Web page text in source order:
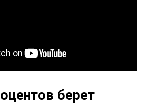
берет